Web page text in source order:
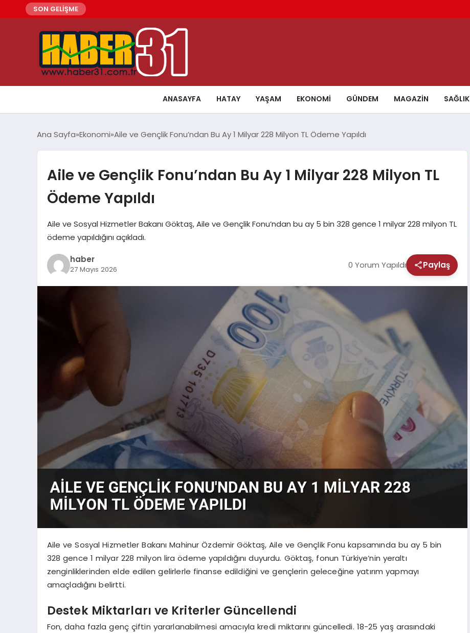
SON GELİŞME
ANASAYFA HATAY YAŞAM EKONOMI GÜNDEM MAGAZIN SAĞLIK
Ana Sayfa Ekonomi Aile ve Gençlik Fonu’ndan Bu Ay 1 Milyar 228 Milyon TL Ödeme Yapıldı
Aile ve Gençlik Fonu’ndan Bu Ay 1 Milyar 228 Milyon TL
Ödeme Yapıldı
Aile ve Sosyal Hizmetler Bakanı Göktaş, Aile ve Gençlik Fonu’ndan bu ay 5 bin 328 gence 1 milyar 228 milyon TL
ödeme yapıldığını açıkladı.
haber
27 Mayıs 2026 0 Yorum Yapıldı Paylaş
Aile ve Sosyal Hizmetler Bakanı Mahinur Özdemir Göktaş, Aile ve Gençlik Fonu kapsamında bu ay 5 bin
328 gence 1 milyar 228 milyon lira ödeme yapıldığını duyurdu. Göktaş, fonun Türkiye’nin yeraltı
zenginliklerinden elde edilen gelirlerle finanse edildiğini ve gençlerin geleceğine yatırım yapmayı
amaçladığını belirtti.
Destek Miktarları ve Kriterler Güncellendi
Fon, daha fazla genç çiftin yararlanabilmesi amacıyla kredi miktarını güncelledi. 18-25 yaş arasındaki